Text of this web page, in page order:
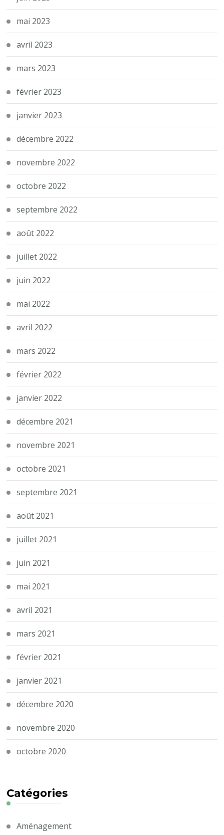
mai 2023
avril 2023
mars 2023
février 2023
janvier 2023
décembre 2022
novembre 2022
octobre 2022
septembre 2022
août 2022
juillet 2022
juin 2022
mai 2022
avril 2022
mars 2022
février 2022
janvier 2022
décembre 2021
novembre 2021
octobre 2021
septembre 2021
août 2021
juillet 2021
juin 2021
mai 2021
avril 2021
mars 2021
février 2021
janvier 2021
décembre 2020
novembre 2020
octobre 2020
Catégories
Aménagement